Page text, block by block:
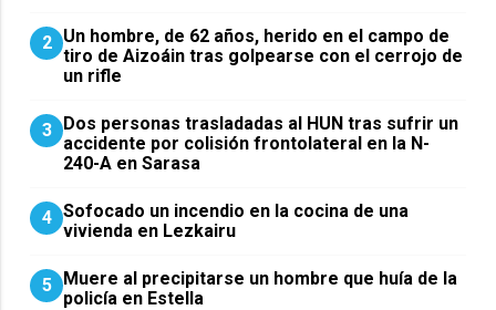
2 Un hombre, de 62 años, herido en el campo de
tiro de Aizoáin tras golpearse con el cerrojo de
un rifle
3 ​Dos personas trasladadas al HUN tras sufrir un
accidente por colisión frontolateral en la N-
240-A en Sarasa
4 Sofocado un incendio en la cocina de una
vivienda en Lezkairu
5 Muere al precipitarse un hombre que huía de la
policía en Estella